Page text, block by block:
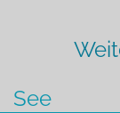
See